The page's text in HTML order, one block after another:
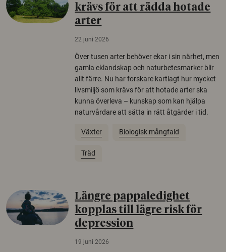
krävs för att rädda hotade
arter
22 juni 2026
Över tusen arter behöver ekar i sin närhet, men
gamla eklandskap och naturbetesmarker blir
allt färre. Nu har forskare kartlagt hur mycket
livsmiljö som krävs för att hotade arter ska
kunna överleva – kunskap som kan hjälpa
naturvårdare att sätta in rätt åtgärder i tid.
Växter Biologisk mångfald
Träd
Längre pappaledighet
kopplas till lägre risk för
depression
19 juni 2026